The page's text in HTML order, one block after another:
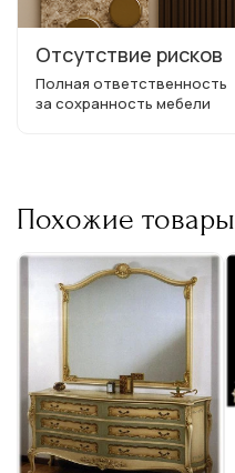
Отсутствие рисков
Полная ответственность
за сохранность мебели
Похожие товары